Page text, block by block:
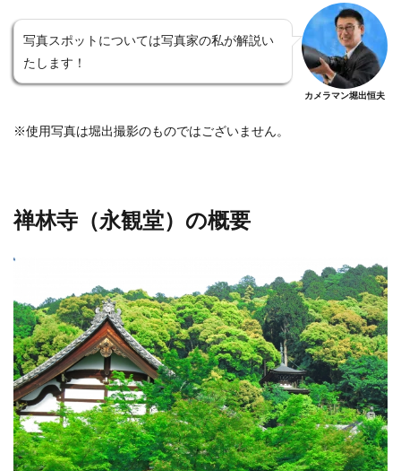
写真スポットについては写真家の私が解説い
たします！
カメラマン堀出恒夫
※使用写真は堀出撮影のものではございません。
禅林寺（永観堂）の概要